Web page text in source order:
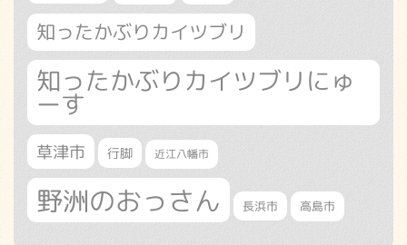
知ったかぶりカイツブリ
知ったかぶりカイツブリにゅ
ーす
草津市 行脚 近江八幡市
野洲のおっさん 長浜市 高島市